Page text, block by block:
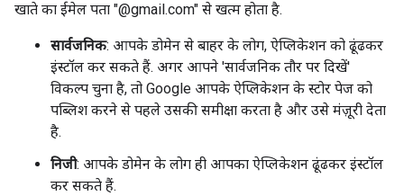
खाते का ईमेल पता "@gmail.com" से खत्म होता है.
सार्वजनिक: आपके डोमेन से बाहर के लोग, ऐप्लिकेशन को ढूंढकर
इंस्टॉल कर सकते हैं. अगर आपने 'सार्वजनिक तौर पर दिखें'
विकल्प चुना है, तो Google आपके ऐप्लिकेशन के स्टोर पेज को
पब्लिश करने से पहले उसकी समीक्षा करता है और उसे मंज़ूरी देता
है.
निजी: आपके डोमेन के लोग ही आपका ऐप्लिकेशन ढूंढकर इंस्टॉल
कर सकते हैं.